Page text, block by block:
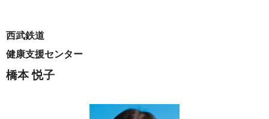
西武鉄道
健康支援センター
橋本 悦子